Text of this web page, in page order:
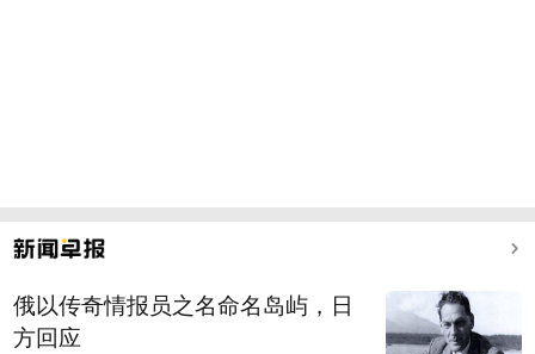
俄以传奇情报员之名命名岛屿，日
方回应